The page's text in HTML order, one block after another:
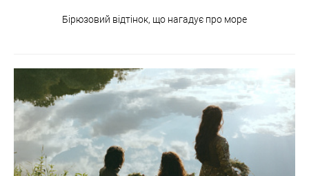
Бірюзовий відтінок, що нагадує про море